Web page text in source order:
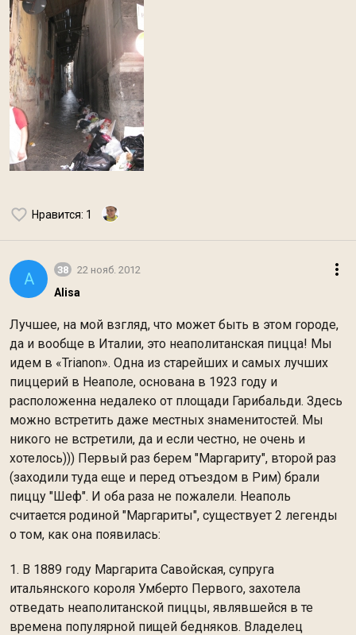
Нравится: 1
A 38 22 нояб. 2012
Alisa
Лучшее, на мой взгляд, что может быть в этом городе,
да и вообще в Италии, это неаполитанская пицца! Мы
идем в «Trianon». Одна из старейших и самых лучших
пиццерий в Неаполе, основана в 1923 году и
расположенна недалеко от площади Гарибальди. Здесь
можно встретить даже местных знаменитостей. Мы
никого не встретили, да и если честно, не очень и
хотелось))) Первый раз берем "Маргариту", второй раз
(заходили туда еще и перед отъездом в Рим) брали
пиццу "Шеф". И оба раза не пожалели. Неаполь
считается родиной "Маргариты", существует 2 легенды
о том, как она появилась:
1. В 1889 году Маргарита Савойская, супруга
итальянского короля Умберто Первого, захотела
отведать неаполитанской пиццы, являвшейся в те
времена популярной пищей бедняков. Владелец